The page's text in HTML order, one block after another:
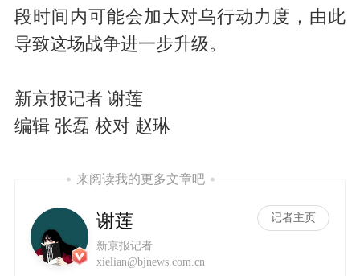
段时间内可能会加大对乌行动力度，由此
导致这场战争进一步升级。
新京报记者 谢莲
编辑 张磊 校对 赵琳
来阅读我的更多文章吧
谢莲
新京报记者
记者主页
xielian@bjnews.com.cn